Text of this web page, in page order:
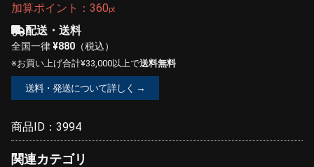
加算ポイント： 360pt
配送・送料
全国一律¥880 （税込）
※お買い上げ合計¥33,000以上で送料無料
送料・発送について詳しく →
商品ID： 3994
関連カテゴリ